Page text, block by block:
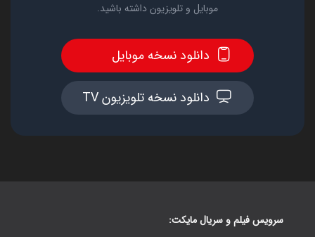
موبایل و تلویزیون داشته باشید.
دانلود نسخه موبایل
دانلود نسخه تلویزیون TV
سرویس فیلم و سریال مایکت: